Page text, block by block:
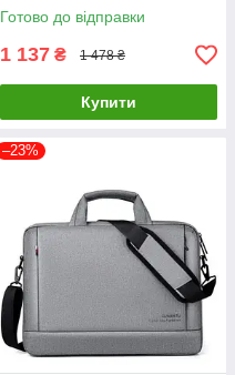
Готово до відправки
1 137 ₴ 1 478 ₴
Купити
–23%